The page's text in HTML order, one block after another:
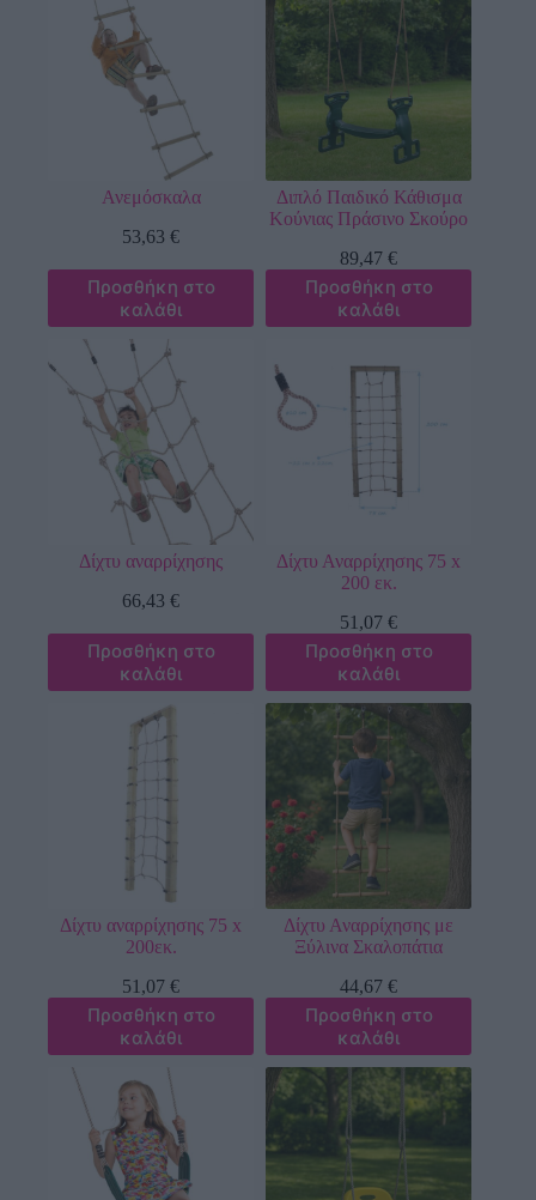
Ανεμόσκαλα
53,63€
Προσθήκη στο
καλάθι
Διπλό Παιδικό Κάθισμα
Κούνιας Πράσινο Σκούρο
89,47€
Προσθήκη στο
καλάθι
Δίχτυ αναρρίχησης
66,43€
Προσθήκη στο
καλάθι
Δίχτυ Αναρρίχησης 75 x
200 εκ.
51,07€
Προσθήκη στο
καλάθι
Δίχτυ αναρρίχησης 75 x
200εκ.
51,07€
Προσθήκη στο
καλάθι
Δίχτυ Αναρρίχησης με
Ξύλινα Σκαλοπάτια
44,67€
Προσθήκη στο
καλάθι